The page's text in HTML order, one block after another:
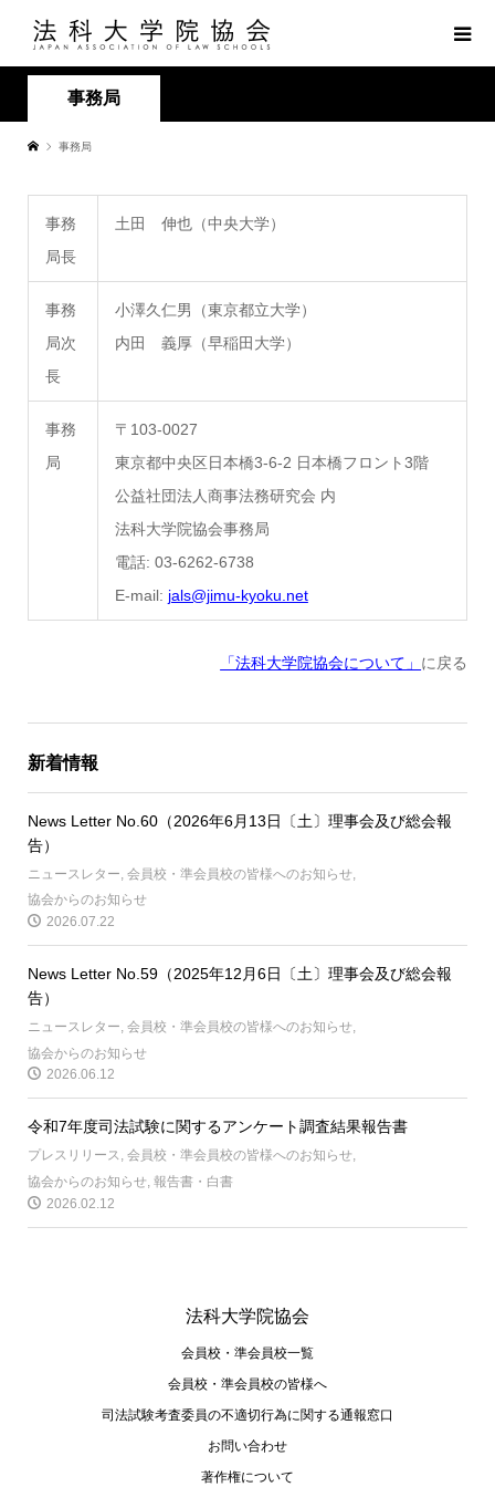
事務局
事務局
事務
局長
土田 伸也（中央大学）
事務
局次
長
小澤久仁男（東京都立大学）
内田 義厚（早稲田大学）
事務
局
〒103-0027
東京都中央区日本橋3-6-2 日本橋フロント3階
公益社団法人商事法務研究会 内
法科大学院協会事務局
電話: 03-6262-6738
E-mail: jals@jimu-kyoku.net
「法科大学院協会について」 に戻る
新着情報
News Letter No.60（2026年6月13日〔土〕理事会及び総会報
告）
ニュースレター 会員校・準会員校の皆様へのお知らせ
協会からのお知らせ
2026.07.22
News Letter No.59（2025年12月6日〔土〕理事会及び総会報
告）
ニュースレター, 会員校・準会員校の皆様へのお知らせ,
協会からのお知らせ
2026.06.12
令和7年度司法試験に関するアンケート調査結果報告書
プレスリリース, 会員校・準会員校の皆様へのお知らせ,
協会からのお知らせ 報告書・白書
2026.02.12
法科大学院協会
会員校・準会員校一覧
会員校・準会員校の皆様へ
司法試験考査委員の不適切⾏為に関する通報窓⼝
お問い合わせ
著作権について